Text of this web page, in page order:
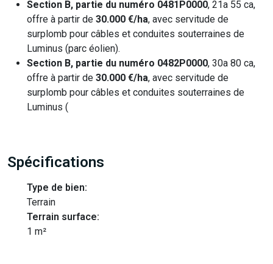
Section B, partie du numéro 0481P0000, 21a 55 ca,
offre à partir de 30.000 €/ha, avec servitude de
surplomb pour câbles et conduites souterraines de
Luminus (parc éolien).
Section B, partie du numéro 0482P0000, 30a 80 ca,
offre à partir de 30.000 €/ha, avec servitude de
surplomb pour câbles et conduites souterraines de
Luminus (
Spécifications
Type de bien:
Terrain
Terrain surface:
1 m²